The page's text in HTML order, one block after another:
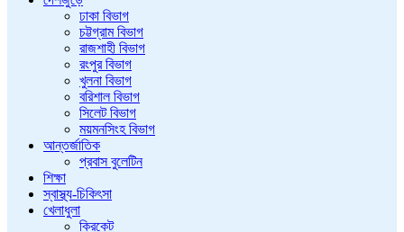
ঢাকা বিভাগ
চট্টগ্রাম বিভাগ
রাজশাহী বিভাগ
রংপুর বিভাগ
খুলনা বিভাগ
বরিশাল বিভাগ
সিলেট বিভাগ
ময়মনসিংহ বিভাগ
আন্তর্জাতিক
প্রবাস বুলেটিন
শিক্ষা
স্বাস্থ্য-চিকিৎসা
খেলাধুলা
ক্রিকেট